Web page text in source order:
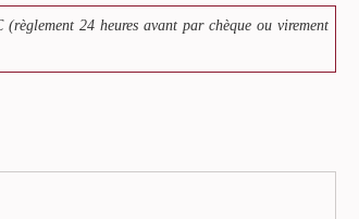
24 heures avant par chèque ou virement